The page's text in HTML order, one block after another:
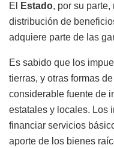
El Estado, por su
distribución de
adquiere parte de las
Es sabido que los
tierras, y otras formas
considerable fuente de
estatales y locales. Los
financiar servicios
aporte de los bienes